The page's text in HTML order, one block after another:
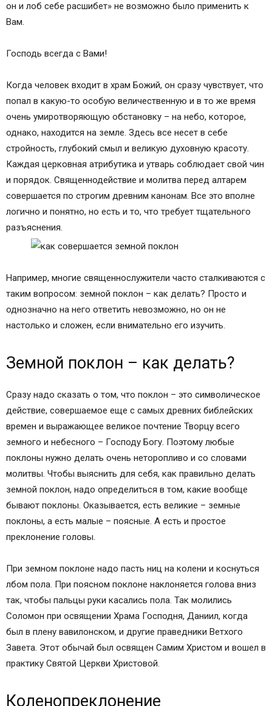
он и лоб себе расшибет» не возможно было применить к
Вам.
Господь всегда с Вами!
Когда человек входит в храм Божий, он сразу чувствует, что
попал в какую-то особую величественную и в то же время
очень умиротворяющую обстановку – на небо, которое,
однако, находится на земле. Здесь все несет в себе
стройность, глубокий смыл и великую духовную красоту.
Каждая церковная атрибутика и утварь соблюдает свой чин
и порядок. Священнодействие и молитва перед алтарем
совершается по строгим древним канонам. Все это вполне
логично и понятно, но есть и то, что требует тщательного
разъяснения.
Например, многие священнослужители часто сталкиваются с
таким вопросом: земной поклон – как делать? Просто и
однозначно на него ответить невозможно, но он не
настолько и сложен, если внимательно его изучить.
Земной поклон – как делать?
Сразу надо сказать о том, что поклон – это символическое
действие, совершаемое еще с самых древних библейских
времен и выражающее великое почтение Творцу всего
земного и небесного – Господу Богу. Поэтому любые
поклоны нужно делать очень неторопливо и со словами
молитвы. Чтобы выяснить для себя, как правильно делать
земной поклон, надо определиться в том, какие вообще
бывают поклоны. Оказывается, есть великие – земные
поклоны, а есть малые – поясные. А есть и простое
преклонение головы.
При земном поклоне надо пасть ниц на колени и коснуться
лбом пола. При поясном поклоне наклоняется голова вниз
так, чтобы пальцы руки касались пола. Так молились
Соломон при освящении Храма Господня, Даниил, когда
был в плену вавилонском, и другие праведники Ветхого
Завета. Этот обычай был освящен Самим Христом и вошел в
практику Святой Церкви Христовой.
Коленопреклонение